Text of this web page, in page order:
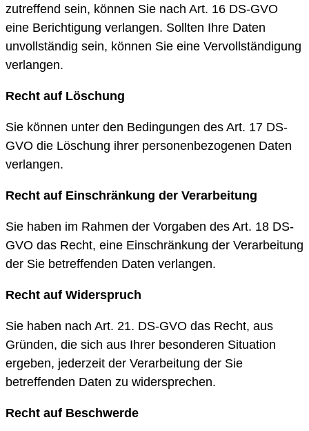
zutreffend sein, können Sie nach Art. 16 DS-GVO
eine Berichtigung verlangen. Sollten Ihre Daten
unvollständig sein, können Sie eine Vervollständigung
verlangen.
Recht auf Löschung
Sie können unter den Bedingungen des Art. 17 DS-
GVO die Löschung ihrer personenbezogenen Daten
verlangen.
Recht auf Einschränkung der Verarbeitung
Sie haben im Rahmen der Vorgaben des Art. 18 DS-
GVO das Recht, eine Einschränkung der Verarbeitung
der Sie betreffenden Daten verlangen.
Recht auf Widerspruch
Sie haben nach Art. 21. DS-GVO das Recht, aus
Gründen, die sich aus Ihrer besonderen Situation
ergeben, jederzeit der Verarbeitung der Sie
betreffenden Daten zu widersprechen.
Recht auf Beschwerde